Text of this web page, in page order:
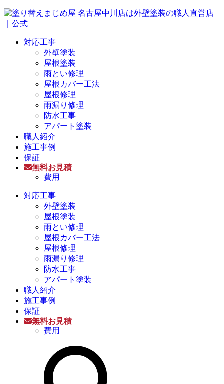
対応工事
外壁塗装
屋根塗装
雨とい修理
屋根カバー工法
屋根修理
雨漏り修理
防水工事
アパート塗装
職人紹介
施工事例
保証
無料お見積
費用
対応工事
外壁塗装
屋根塗装
雨とい修理
屋根カバー工法
屋根修理
雨漏り修理
防水工事
アパート塗装
職人紹介
施工事例
保証
無料お見積
費用